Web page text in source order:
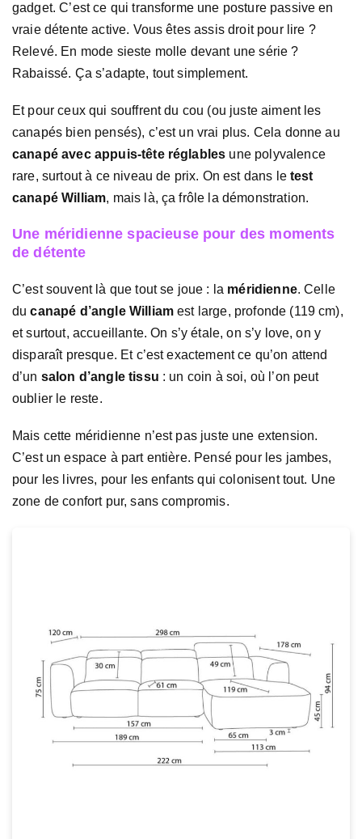
gadget. C’est ce qui transforme une posture passive en
vraie détente active. Vous êtes assis droit pour lire ?
Relevé. En mode sieste molle devant une série ?
Rabaissé. Ça s’adapte, tout simplement.
Et pour ceux qui souffrent du cou (ou juste aiment les
canapés bien pensés), c’est un vrai plus. Cela donne au
canapé avec appuis-tête réglables une polyvalence
rare, surtout à ce niveau de prix. On est dans letest
canapé William, mais là, ça frôle la démonstration.
Une méridienne spacieuse pour des moments
de détente
C’est souvent là que tout se joue : la méridienne. Celle
ducanapé d’angle William est large, profonde (119 cm),
et surtout, accueillante. On s’y étale, on s’y love, on y
disparaît presque. Et c’est exactement ce qu’on attend
d’un salon d’angle tissu : un coin à soi, où l’on peut
oublier le reste.
Mais cette méridienne n’est pas juste une extension.
C’est un espace à part entière. Pensé pour les jambes,
pour les livres, pour les enfants qui colonisent tout. Une
zone de confort pur, sans compromis.